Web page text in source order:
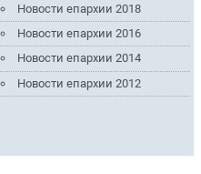
Новости епархии 2018
Новости епархии 2016
Новости епархии 2014
Новости епархии 2012